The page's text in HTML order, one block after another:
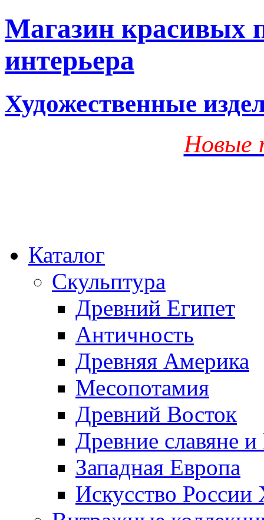
Магазин красивых
интерьера
Художественные
Новые
Каталог
Скульптура
Древний Египет
Античность
Древняя Америка
Месопотамия
Древний Восток
Древние славяне и
Западная Европа
Искусство